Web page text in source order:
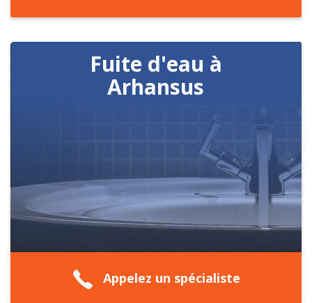
Fuite d'eau à
Arhansus
Appelez un spécialiste